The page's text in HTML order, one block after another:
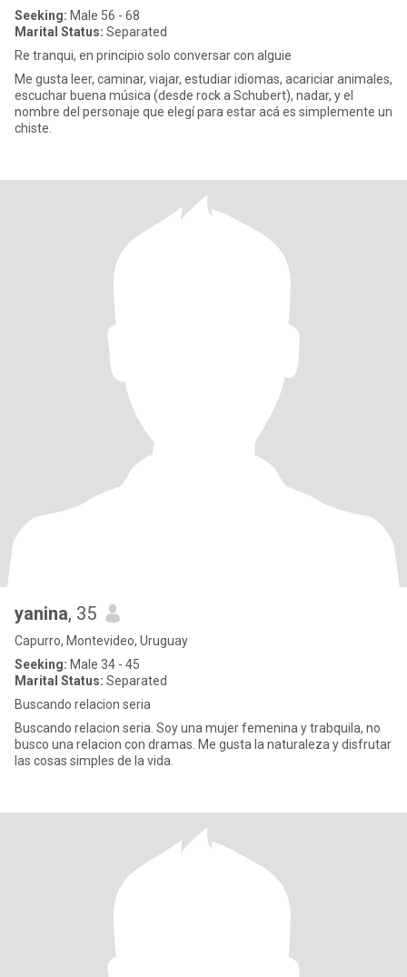
Seeking: Male 56 - 68
Marital Status: Separated
Re tranqui, en principio solo conversar con alguie
Me gusta leer, caminar, viajar, estudiar idiomas, acariciar animales,
escuchar buena música (desde rock a Schubert), nadar, y el
nombre del personaje que elegí para estar acá es simplemente un
chiste.
yanina, 35
Capurro, Montevideo, Uruguay
Seeking: Male 34 - 45
Marital Status: Separated
Buscando relacion seria
Buscando relacion seria. Soy una mujer femenina y trabquila, no
busco una relacion con dramas. Me gusta la naturaleza y disfrutar
las cosas simples de la vida.